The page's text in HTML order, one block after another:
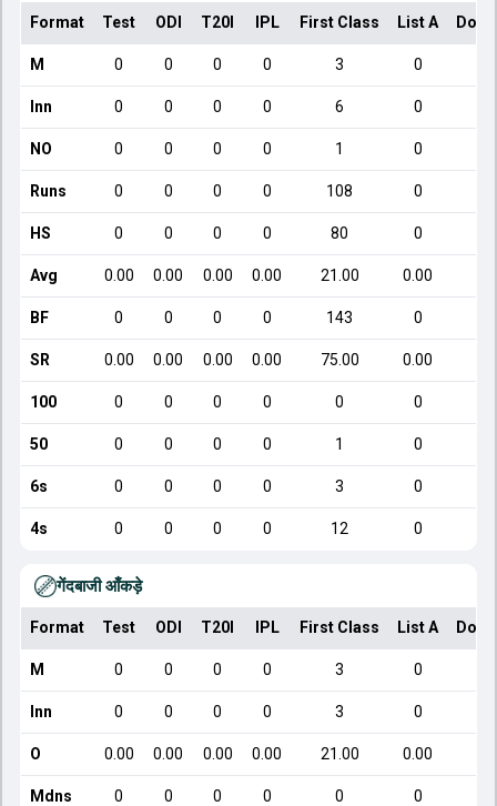
Format Test ODI T20I IPL First Class List A
M 0 0 0 0 3 0
Inn 0 0 0 0 6 0
NO 0 0 0 0 1 0
Runs 0 0 0 0 108 0
HS 0 0 0 0 80 0
Avg 0.00 0.00 0.00 0.00 21.00 0.00
BF 0 0 0 0 143 0
SR 0.00 0.00 0.00 0.00 75.00 0.00
100 0 0 0 0 0 0
50 0 0 0 0 1 0
6s 0 0 0 0 3 0
4s 0 0 0 0 12 0
गेंदबाजी आँकड़े
Format Test ODI T20I IPL First Class List A
M 0 0 0 0 3 0
Inn 0 0 0 0 3 0
O 0.00 0.00 0.00 0.00 21.00 0.00
Mdns 0 0 0 0 0 0